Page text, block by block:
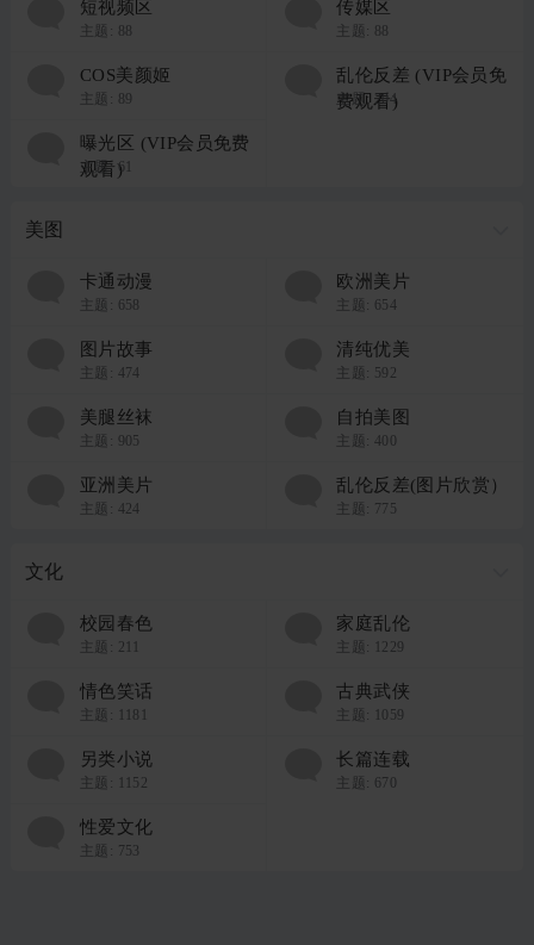
短视频区
主题:
传媒区
主题:
COS美颜姬
主题: 89
乱伦反差 (VIP会员免
费观看)
主题:204
曝光区 (VIP会员免费
观看)
主题: 61
美图
卡通动漫
主题: 658
欧洲美片
主题: 654
图片故事
主题: 474
清纯优美
主题: 592
美腿丝袜
主题: 905
自拍美图
主题:400
亚洲美片
主题: 424
乱伦反差(图片欣赏）
主题: 775
文化
校园春色
主题: 211
家庭乱伦
主题: 1229
情色笑话
主题:
古典武侠
主题: 1059
另类小说
主题: 1152
长篇连载
主题: 670
性爱文化
主题: 753